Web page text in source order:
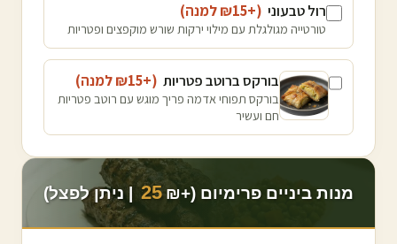
רול טבעוני (+₪
15 למנה)
טורטייה מגולגלת עם מילוי ירקות שורש מוקפצים ופטריות
בורקס ברוטב פטריות (+₪
15 למנה)
בורקס תפוחי אדמה פריך מוגש עם רוטב פטריות
חם ועשיר
מנות ביניים פרימיום (+₪ 25 | ניתן לפצל)